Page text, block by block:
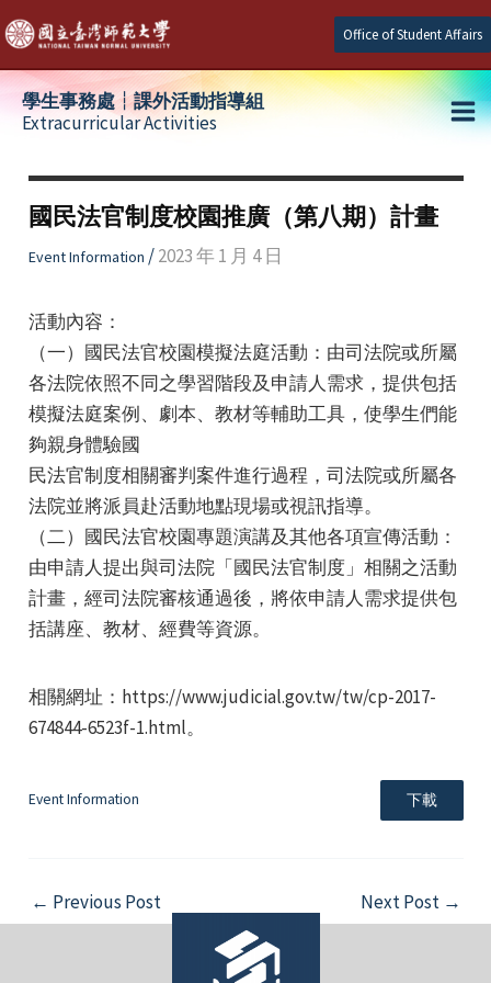
Skip
to
content
Office of Student Affairs
學生事務處┆課外活動指導組
Extracurricular Activities
國民法官制度校園推廣（第八期）計畫
Event Information /2023 年 1 月 4 日
活動內容：
（一）國民法官校園模擬法庭活動：由司法院或所屬
各法院依照不同之學習階段及申請人需求，提供包括
模擬法庭案例、劇本、教材等輔助工具，使學生們能
夠親身體驗國
民法官制度相關審判案件進行過程，司法院或所屬各
法院並將派員赴活動地點現場或視訊指導。
（二）國民法官校園專題演講及其他各項宣傳活動：
由申請人提出與司法院「國民法官制度」相關之活動
計畫，經司法院審核通過後，將依申請人需求提供包
括講座、教材、經費等資源。
相關網址：https://www.judicial.gov.tw/tw/cp-2017-
674844-6523f-1.html。
Event Information 下載
Post
navigation
← Previous Post Next Post →